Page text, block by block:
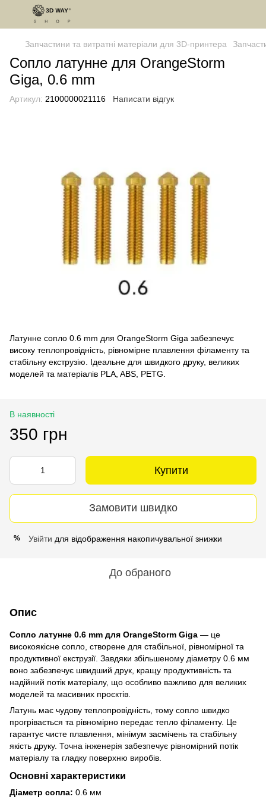
Запчастини та витратні матеріали для 3D-принтера
Сопло латунне для OrangeStorm
Giga, 0.6 mm
Артикул: 2100000021116 Написати відгук
Латунне сопло 0.6 mm для OrangeStorm Giga забезпечує
високу теплопровідність, рівномірне плавлення філаменту та
стабільну екструзію. Ідеальне для швидкого друку, великих
моделей та матеріалів PLA, ABS, PETG.
В наявності
350 грн
Купити
Замовити швидко
% Увійти для відображення накопичувальної знижки
До обраного
Опис
Сопло латунне 0.6 mm для OrangeStorm Giga — це
високоякісне сопло, створене для стабільної, рівномірної та
продуктивної екструзії. Завдяки збільшеному діаметру 0.6 мм
воно забезпечує швидший друк, кращу продуктивність та
надійний потік матеріалу, що особливо важливо для великих
моделей та масивних проєктів.
Латунь має чудову теплопровідність, тому сопло швидко
прогрівається та рівномірно передає тепло філаменту. Це
гарантує чисте плавлення, мінімум засмічень та стабільну
якість друку. Точна інженерія забезпечує рівномірний потік
матеріалу та гладку поверхню виробів.
Основні характеристики
Діаметр сопла: 0.6 мм